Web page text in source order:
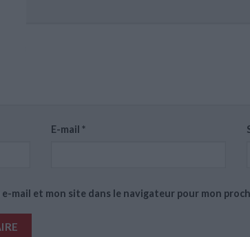
E-mail*
e-mail et mon site dans le navigateur pour mon